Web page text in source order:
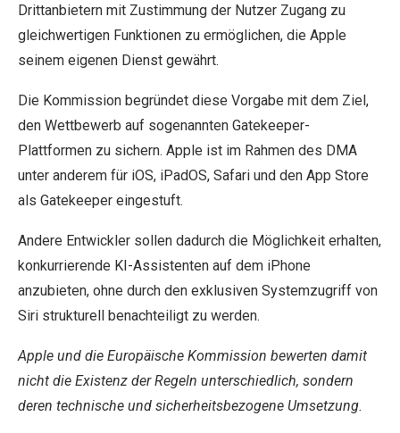
Drittanbietern mit Zustimmung der Nutzer Zugang zu
gleichwertigen Funktionen zu ermöglichen, die Apple
seinem eigenen Dienst gewährt.
Die Kommission begründet diese Vorgabe mit dem Ziel,
den Wettbewerb auf sogenannten Gatekeeper-
Plattformen zu sichern. Apple ist im Rahmen des DMA
unter anderem für iOS, iPadOS, Safari und den App Store
als Gatekeeper eingestuft.
Andere Entwickler sollen dadurch die Möglichkeit erhalten,
konkurrierende KI-Assistenten auf dem iPhone
anzubieten, ohne durch den exklusiven Systemzugriff von
Siri strukturell benachteiligt zu werden.
Apple und die Europäische Kommission bewerten damit
nicht die Existenz der Regeln unterschiedlich, sondern
deren technische und sicherheitsbezogene Umsetzung.